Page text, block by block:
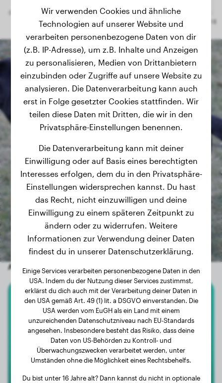
Andere zufällige Hunde
Anatolischer Hirtenhund
Hulk
Wir verwenden Cookies und ähnliche
Technologien auf unserer Website und
verarbeiten personenbezogene Daten von dir
(z.B. IP-Adresse), um z.B. Inhalte und Anzeigen
zu personalisieren, Medien von Drittanbietern
einzubinden oder Zugriffe auf unsere Website zu
analysieren. Die Datenverarbeitung kann auch
erst in Folge gesetzter Cookies stattfinden. Wir
teilen diese Daten mit Dritten, die wir in den
Privatsphäre-Einstellungen benennen.
Die Datenverarbeitung kann mit deiner
Einwilligung oder auf Basis eines berechtigten
Interesses erfolgen, dem du in den Privatsphäre-
Einstellungen widersprechen kannst. Du hast
das Recht, nicht einzuwilligen und deine
Einwilligung zu einem späteren Zeitpunkt zu
ändern oder zu widerrufen. Weitere
Informationen zur Verwendung deiner Daten
findest du in unserer Datenschutzerklärung.
Einige Services verarbeiten personenbezogene Daten in den
USA. Indem du der Nutzung dieser Services zustimmst,
erklärst du dich auch mit der Verarbeitung deiner Daten in
den USA gemäß Art. 49 (1) lit. a DSGVO einverstanden. Die
USA werden vom EuGH als ein Land mit einem
unzureichenden Datenschutzniveau nach EU-Standards
angesehen. Insbesondere besteht das Risiko, dass deine
Daten von US-Behörden zu Kontroll- und
Überwachungszwecken verarbeitet werden, unter
Umständen ohne die Möglichkeit eines Rechtsbehelfs.
Du bist unter 16 Jahre alt? Dann kannst du nicht in optionale